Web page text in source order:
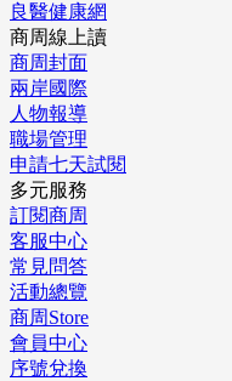
良醫健康網
商周線上讀
商周封面
兩岸國際
人物報導
職場管理
申請七天試閱
多元服務
訂閱商周
客服中心
常見問答
活動總覽
商周Store
會員中心
序號兌換